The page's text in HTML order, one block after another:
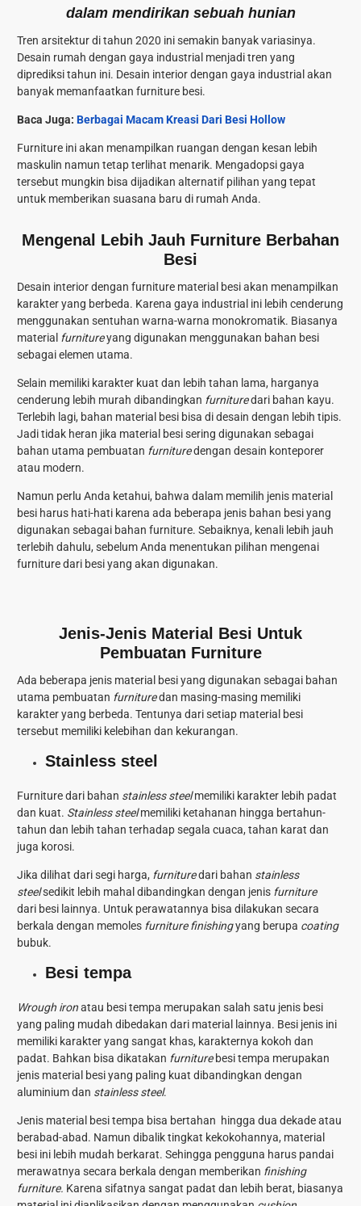
dalam mendirikan sebuah hunian
Tren arsitektur di tahun 2020 ini semakin banyak variasinya.
Desain rumah dengan gaya industrial menjadi tren yang
diprediksi tahun ini. Desain interior dengan gaya industrial akan
banyak memanfaatkan furniture besi.
Baca Juga: Berbagai Macam Kreasi Dari Besi Hollow
Furniture ini akan menampilkan ruangan dengan kesan lebih
maskulin namun tetap terlihat menarik. Mengadopsi gaya
tersebut mungkin bisa dijadikan alternatif pilihan yang tepat
untuk memberikan suasana baru di rumah Anda.
Mengenal Lebih Jauh Furniture Berbahan
Besi
Desain interior dengan furniture material besi akan menampilkan
karakter yang berbeda. Karena gaya industrial ini lebih cenderung
menggunakan sentuhan warna-warna monokromatik. Biasanya
material furnitureyang digunakan menggunakan bahan besi
sebagai elemen utama.
Selain memiliki karakter kuat dan lebih tahan lama, harganya
cenderung lebih murah dibandingkan furnituredari bahan kayu.
Terlebih lagi, bahan material besi bisa di desain dengan lebih tipis.
Jadi tidak heran jika material besi sering digunakan sebagai
bahan utama pembuatan furnituredengan desain konteporer
atau modern.
Namun perlu Anda ketahui, bahwa dalam memilih jenis material
besi harus hati-hati karena ada beberapa jenis bahan besi yang
digunakan sebagai bahan furniture. Sebaiknya, kenali lebih jauh
terlebih dahulu, sebelum Anda menentukan pilihan mengenai
furniture dari besi yang akan digunakan.
Jenis-Jenis Material Besi Untuk
Pembuatan Furniture
Ada beberapa jenis material besi yang digunakan sebagai bahan
utama pembuatan furnituredan masing-masing memiliki
karakter yang berbeda. Tentunya dari setiap material besi
tersebut memiliki kelebihan dan kekurangan.
Stainless steel
Furniture dari bahan stainless steelmemiliki karakter lebih padat
dan kuat. Stainless steelmemiliki ketahanan hingga bertahun-
tahun dan lebih tahan terhadap segala cuaca, tahan karat dan
juga korosi.
Jika dilihat dari segi harga, furnituredari bahan stainless
steelsedikit lebih mahal dibandingkan dengan jenis furniture
dari besi lainnya. Untuk perawatannya bisa dilakukan secara
berkala dengan memoles furniture finishingyang berupa coating
bubuk.
Besi tempa
Wrough ironatau besi tempa merupakan salah satu jenis besi
yang paling mudah dibedakan dari material lainnya. Besi jenis ini
memiliki karakter yang sangat khas, karakternya kokoh dan
padat. Bahkan bisa dikatakan furniturebesi tempa merupakan
jenis material besi yang paling kuat dibandingkan dengan
aluminium dan stainless steel.
Jenis material besi tempa bisa bertahan hingga dua dekade atau
berabad-abad. Namun dibalik tingkat kekokohannya, material
besi ini lebih mudah berkarat. Sehingga pengguna harus pandai
merawatnya secara berkala dengan memberikan finishing
furniture. Karena sifatnya sangat padat dan lebih berat, biasanya